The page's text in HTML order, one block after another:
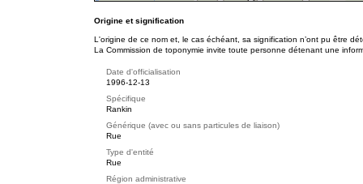
Origine et signification
L'origine de ce nom et, le cas échéant, sa signification n’ont pu être
La Commission de toponymie invite toute personne détenant une
Date d'officialisation
1996-12-13
Spécifique
Rankin
Générique (avec ou sans particules de liaison)
Rue
Type d'entité
Rue
Région administrative